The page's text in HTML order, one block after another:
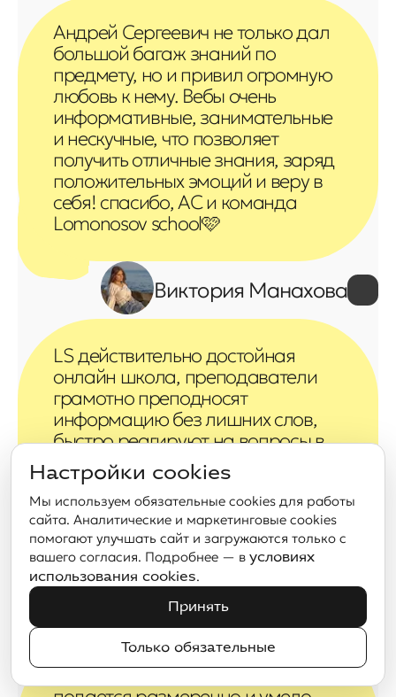
Андрей Сергеевич не только дал
большой багаж знаний по
предмету, но и привил огромную
любовь к нему. Вебы очень
информативные, занимательные
и нескучные, что позволяет
получить отличные знания, заряд
положительных эмоций и веру в
себя! спасибо, АС и команда
Lomonosov school🩷
Виктория Манахова
LS действительно достойная
онлайн школа, преподаватели
грамотно преподносят
информацию без лишних слов,
быстро реагируют на вопросы в
чате и отвечают развернуто
Андрей Сергеевич вообще в
сердечке Мой результат меня
порадовал 🥹
Елизавета Фроловская
Много информации, которая
Настройки cookies
Мы используем обязательные cookies для работы
сайта. Аналитические и маркетинговые cookies
помогают улучшать сайт и загружаются только с
вашего согласия. Подробнее — в условиях
использования cookies.
Только обязательные
Принять